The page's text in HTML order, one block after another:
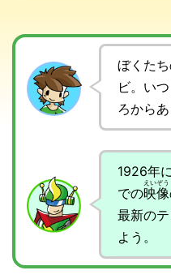
ぼくた
ビ。い
ろから
1926年
での映像
最新の
よう。